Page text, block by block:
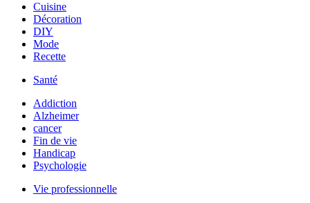
Cuisine
Décoration
DIY
Mode
Recette
Santé
Addiction
Alzheimer
cancer
Fin de vie
Handicap
Psychologie
Vie professionnelle